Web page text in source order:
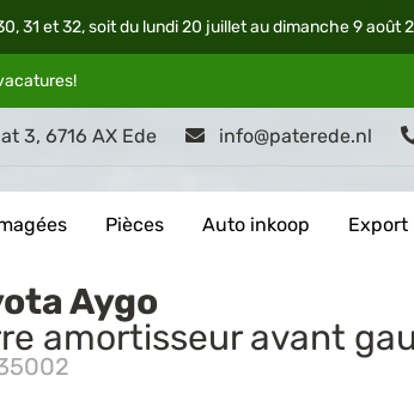
31 et 32, soit du lundi 20 juillet au dimanche 9 août
!
3, 6716 AX Ede info@paterede.nl
Pièces Auto inkoop Export
Aygo
amortisseur avant